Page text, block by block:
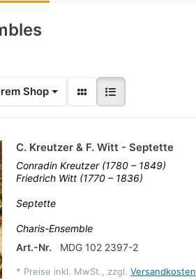
Shop
C. Kreutzer & F. Witt - Septette
Conradin Kreutzer (1780 – 1849)
Friedrich Witt (1770 – 1836)
Septette
Charis-Ensemble
Art.-Nr.
MDG 102 2397-2
* Preise inkl. MwSt., zzgl. Versandkosten